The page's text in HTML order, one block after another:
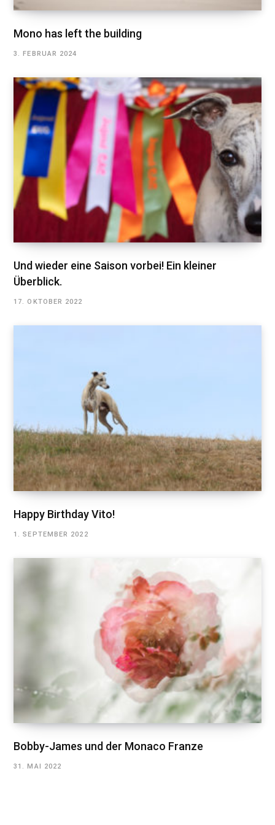
Mono has left the building
3. FEBRUAR 2024
Und wieder eine Saison vorbei! Ein kleiner
Überblick.
17. OKTOBER 2022
Happy Birthday Vito!
1. SEPTEMBER 2022
Bobby-James und der Monaco Franze
31. MAI 2022